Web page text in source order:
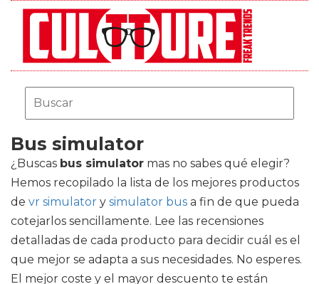
Bus simulator
¿Buscas bus simulator mas no sabes qué elegir?
Hemos recopilado la lista de los mejores productos
de vr simulator y simulator bus a fin de que pueda
cotejarlos sencillamente. Lee las recensiones
detalladas de cada producto para decidir cuál es el
que mejor se adapta a sus necesidades. No esperes.
El mejor coste y el mayor descuento te están